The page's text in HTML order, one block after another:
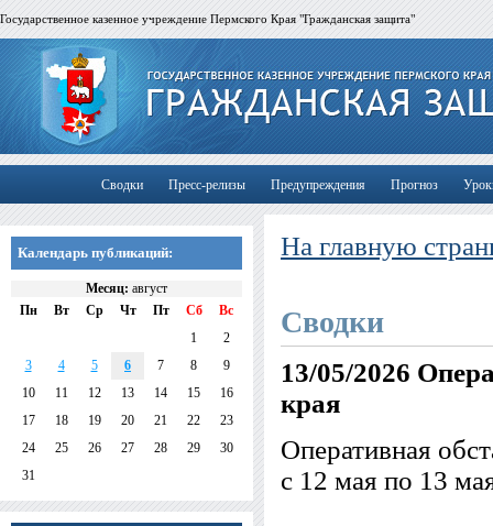
Государственное казенное учреждение Пермского Края "Гражданская защита"
Сводки Пресс-релизы Предупреждения Прогноз
Календарь публикаций:
Месяц: август
Пн
Вт Ср Чт Пт Сб
Вс
1
2
3
4 5 6 7 8
9
10
11 12 13 14 15
16
17
18 19 20 21 22
23
24
25 26 27 28 29
30
31
На главную
Сводки
13/05/2026
края
Оперативная
с 12 мая по 13